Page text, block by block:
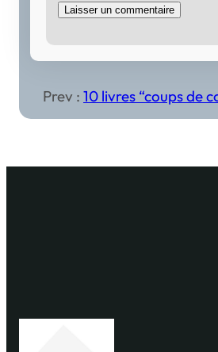
Prev :10 livres “coups de